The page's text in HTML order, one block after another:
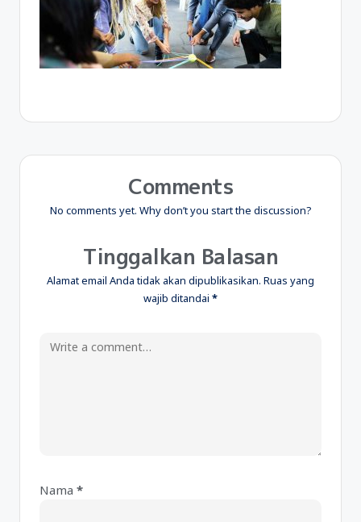
Comments
No comments yet. Why don’t you start the discussion?
Tinggalkan Balasan
Alamat email Anda tidak akan dipublikasikan. Ruas yang
wajib ditandai *
Nama *